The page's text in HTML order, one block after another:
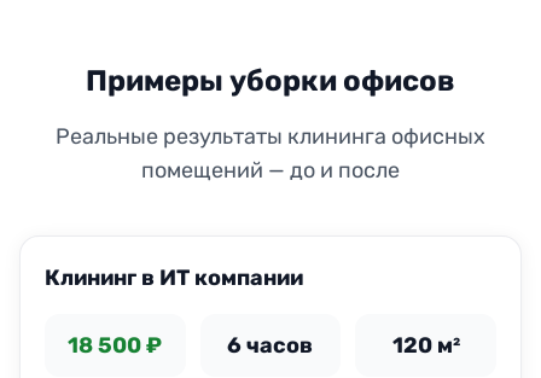
Примеры уборки офисов
Реальные результаты клининга офисных
помещений — до и после
Клининг в ИТ компании
18 500 ₽ 6 часов 120 м²